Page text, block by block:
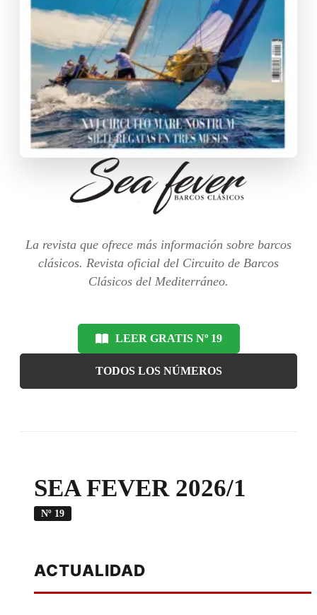
La revista que ofrece más información sobre barcos
clásicos. Revista oficial del Circuito de Barcos
Clásicos del Mediterráneo.
LEER GRATIS Nº 19
TODOS LOS NÚMEROS
SEA FEVER 2026/1
Nº 19
ACTUALIDAD